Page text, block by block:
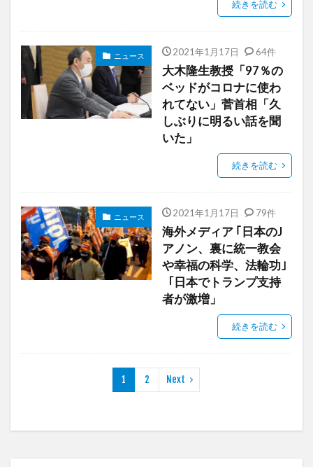
続きを読む
ニュース 2021年1月17日 64件
大木隆生教授「97％の
ベッドがコロナに使わ
れてない」菅首相「久
しぶりに明るい話を聞
いた」
続きを読む
ニュース 2021年1月17日 79件
海外メディア ｢日本のJ
アノン、裏に統一教会
や幸福の科学、法輪功｣
「日本でトランプ支持
者が激増」
続きを読む
1 2 Next